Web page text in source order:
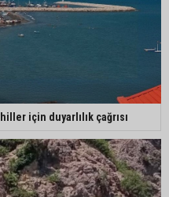
için duyarlılık çağrısı